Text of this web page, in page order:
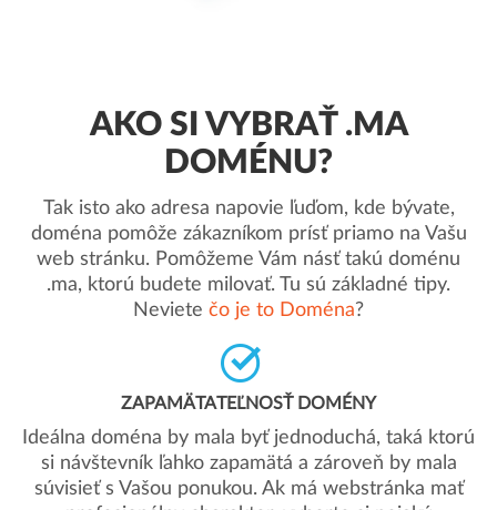
AKO SI VYBRAŤ .MA
DOMÉNU?
Tak isto ako adresa napovie ľuďom, kde bývate,
doména pomôže zákazníkom prísť priamo na Vašu
web stránku. Pomôžeme Vám násť takú doménu
.ma, ktorú budete milovať. Tu sú základné tipy.
Neviete čo je to Doména?
ZAPAMÄTATEĽNOSŤ DOMÉNY
Ideálna doména by mala byť jednoduchá, taká ktorú
si návštevník ľahko zapamätá a zároveň by mala
súvisieť s Vašou ponukou. Ak má webstránka mať